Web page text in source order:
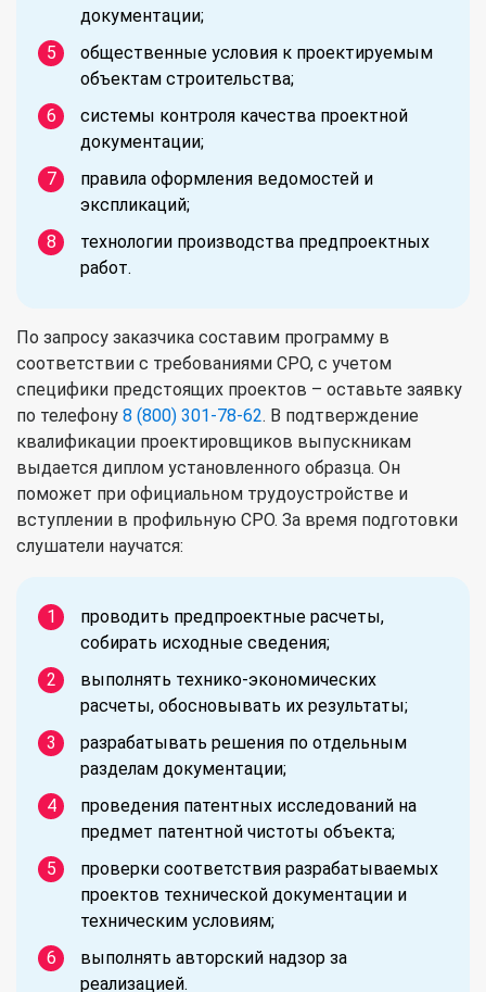
документации;
общественные условия к проектируемым
объектам строительства;
системы контроля качества проектной
документации;
правила оформления ведомостей и
экспликаций;
технологии производства предпроектных
работ.
По запросу заказчика составим программу в
соответствии с требованиями СРО, с учетом
специфики предстоящих проектов – оставьте заявку
по телефону 8 (800) 301-78-62. В подтверждение
квалификации проектировщиков выпускникам
выдается диплом установленного образца. Он
поможет при официальном трудоустройстве и
вступлении в профильную СРО. За время подготовки
слушатели научатся:
проводить предпроектные расчеты,
собирать исходные сведения;
выполнять технико-экономических
расчеты, обосновывать их результаты;
разрабатывать решения по отдельным
разделам документации;
проведения патентных исследований на
предмет патентной чистоты объекта;
проверки соответствия разрабатываемых
проектов технической документации и
техническим условиям;
выполнять авторский надзор за
реализацией.